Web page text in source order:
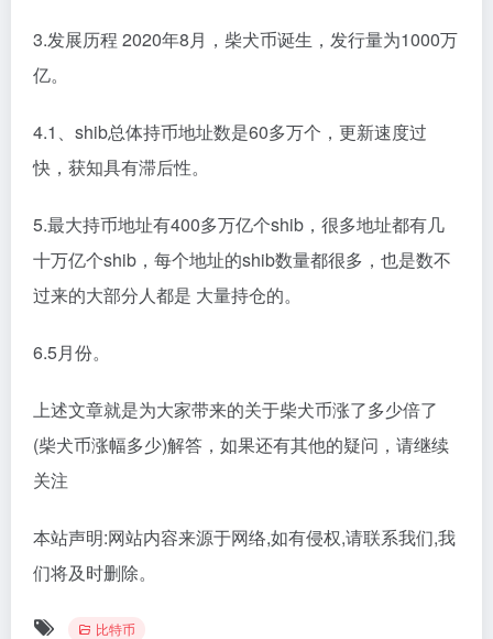
3.发展历程 2020年8月，柴犬币诞生，发行量为1000万
亿。
4.1、shib总体持币地址数是60多万个，更新速度过
快，获知具有滞后性。
5.最大持币地址有400多万亿个shib，很多地址都有几
十万亿个shib，每个地址的shib数量都很多，也是数不
过来的大部分人都是 大量持仓的。
6.5月份。
上述文章就是为大家带来的关于柴犬币涨了多少倍了
(柴犬币涨幅多少)解答，如果还有其他的疑问，请继续
关注
本站声明:网站内容来源于网络,如有侵权,请联系我们,我
们将及时删除。
比特币